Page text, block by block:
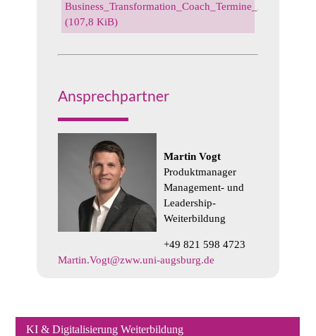
Business_Transformation_Coach_Termine_2025_26.pdf
(107,8 KiB)
Ansprechpartner
Martin Vogt
Produktmanager
Management- und
Leadership-
Weiterbildung
+49 821 598 4723
Martin.Vogt@zww.uni-augsburg.de
KI & Digitalisierung Weiterbildung